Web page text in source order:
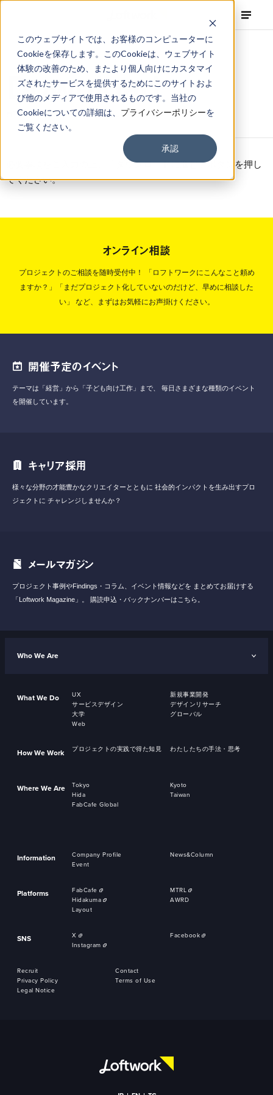
このウェブサイトでは、お客様のコンピューターに
Cookieを保存します。このCookieは、ウェブサイト
体験の改善のため、またより個人向けにカスタマイ
ズされたサービスを提供するためにこのサイトおよ
び他のメディアで使用されるものです。当社の
Cookieについての詳細は、 プライバシーポリシーを
ご覧ください。
承認
Download
自宅勤務のハックアイデアから見るこれからの働き方
必要事項をご入力の上、「ダウンロードに進む」ボタンを押し
てください。
オンライン相談
プロジェクトのご相談を随時受付中！
「ロフトワークにこんなこと頼め
ますか？」「まだプロジェクト化していないのだけど、早めに相談した
い」
など、まずはお気軽にお声掛けください。
開催予定のイベント
テーマは「経営」から「子ども向け工作」まで、
毎日さまざまな種類のイベント
を開催しています。
キャリア採用
様々な分野の才能豊かなクリエイターとともに 社会的インパクトを生み出すプロ
ジェクトに チャレンジしませんか？
メールマガジン
プロジェクト事例やFindings・コラム、イベント情報などを まとめてお届けする
「Loftwork Magazine」。
購読申込・バックナンバーはこちら。
Who We Are
What We Do UX
新規事業開発
サービスデザイン
デザインリサーチ
大学
グローバル
Web
How We Work プロジェクトの実践で得た知見 わたしたちの手法・思考
Where We Are Tokyo
Kyoto
Hida
Taiwan
FabCafe Global
Information Company Profile
News&Column
Event
Platforms FabCafe
MTRL
Hidakuma
AWRD
Layout
SNS X
Facebook
Instagram
Recruit
Contact
Privacy Policy
Terms of Use
Legal Notice